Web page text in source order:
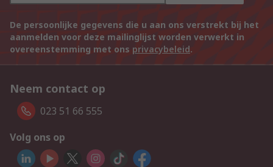
De persoonlijke gegevens die u aan ons verstrekt bij het
aanmelden voor deze mailinglijst worden verwerkt in
overeenstemming met ons privacybeleid.
Neem contact op
023 51 66 555
Volg ons op